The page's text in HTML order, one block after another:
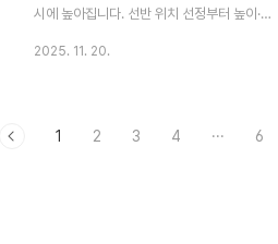
위치에만 물건을 두는 습..
시에 높아집니다. 선반 위치 선정부터 높이·
게 설치하면 시야가 위로 확장되어 천장이 높
2025. 11. 20.
1 2 3 4 ··· 6